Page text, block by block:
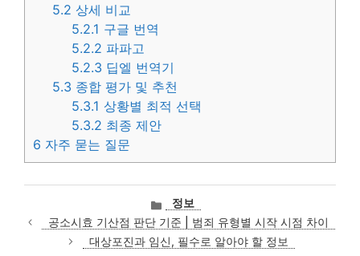
5.2 상세 비교
5.2.1 구글 번역
5.2.2 파파고
5.2.3 딥엘 번역기
5.3 종합 평가 및 추천
5.3.1 상황별 최적 선택
5.3.2 최종 제안
6 자주 묻는 질문
카
테
고
리
정보
공소시효 기산점 판단 기준 | 범죄 유형별 시작 시점 차이
대상포진과 임신, 필수로 알아야 할 정보